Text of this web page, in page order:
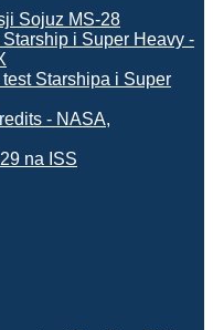
Sojuz MS-28
Starshipa i Super
na ISS